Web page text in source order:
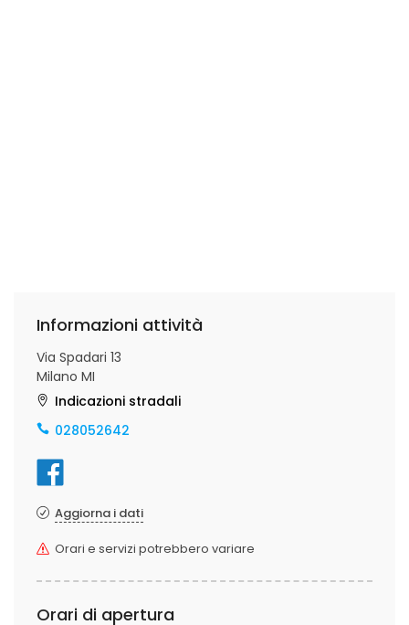
Informazioni attività
Via Spadari 13
Milano MI
Indicazioni stradali
028052642
Aggiorna i dati
Orari e servizi potrebbero variare
Orari di apertura